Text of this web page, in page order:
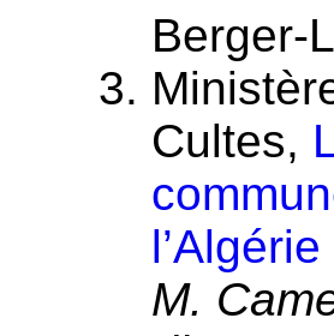
Berger-
Cultes,
M.